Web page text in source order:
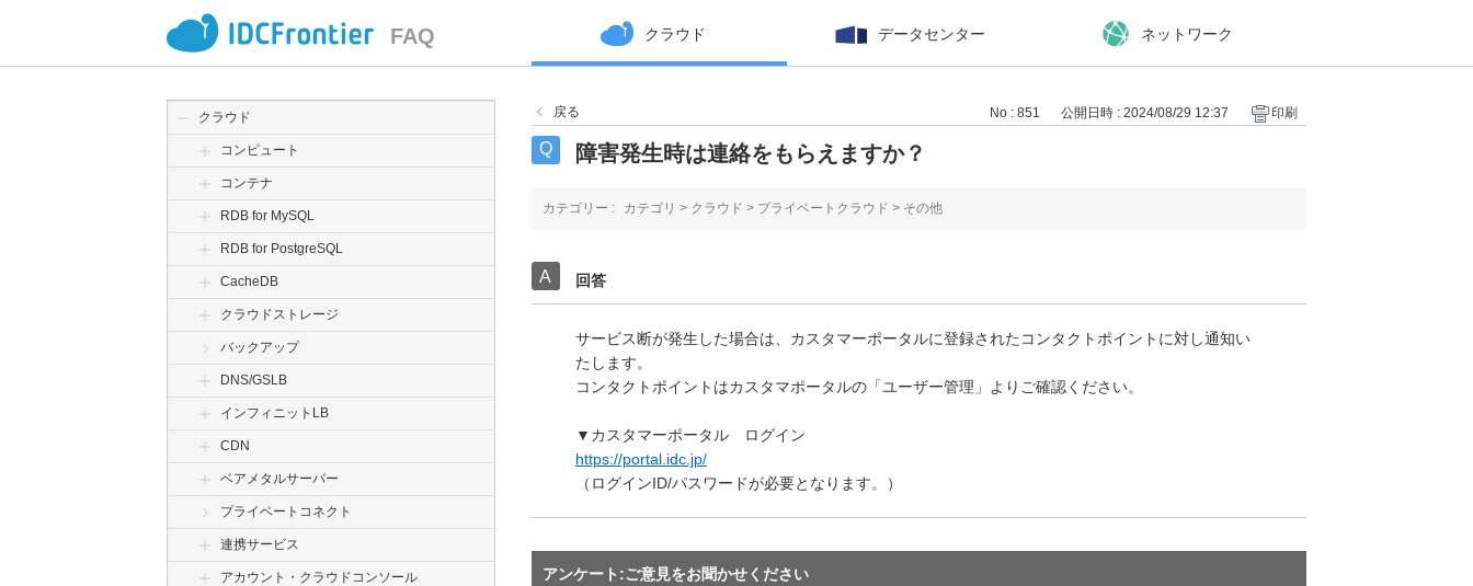
FAQ クラウド データセンター ネットワーク
クラウド
コンピュート
コンテナ
RDB for MySQL
RDB for PostgreSQL
CacheDB
クラウドストレージ
バックアップ
DNS/GSLB
インフィニットLB
CDN
ベアメタルサーバー
プライベートコネクト
連携サービス
アカウント・クラウドコンソール
戻る No : 851 公開日時 : 2024/08/29 12:37 印刷
障害発生時は連絡をもらえますか？
カテゴリー : カテゴリ > クラウド > プライベートクラウド > その他
回答
サービス断が発生した場合は、カスタマーポータルに登録されたコンタクトポイントに対し通知い
たします。
コンタクトポイントはカスタマポータルの「ユーザー管理」よりご確認ください。
▼カスタマーポータル ログイン
https://portal.idc.jp/
（ログインID/パスワードが必要となります。）
アンケート:ご意見をお聞かせください